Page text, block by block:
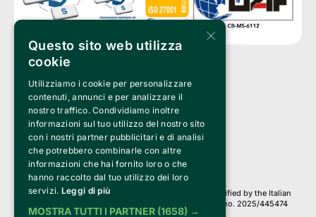
Clappit is a trademark of:
Bemils Srl
a Socio Unico
Via Fosse Ardeatine, 4 -20092 Cinisello Balsamo (MI)
PI 05589050961
Iscr. C.C.I.A.A. Milano R.E.A. 1833471
© 2010-2025 Bemils Srl - All rights reserved
Credits:
Clappit is based on the Belive 6.2 ticketing platform, certified by the Italian
Revenue Agency (Agenzia delle Entrate) under protocol no. 2025/445474
dated November 6, 2025.
×
Questo sito web utilizza
cookie
Utilizziamo i cookie per personalizzare
contenuti, annunci e per analizzare il
nostro traffico. Condividiamo inoltre
informazioni sul tuo utilizzo del nostro sito
con i nostri partner pubblicitari e di analisi
che potrebbero combinarle con altre
informazioni che hai fornito loro o che
hanno raccolto dal tuo utilizzo dei loro
servizi. Leggi di più
MOSTRA TUTTI I PARTNER (1658) →